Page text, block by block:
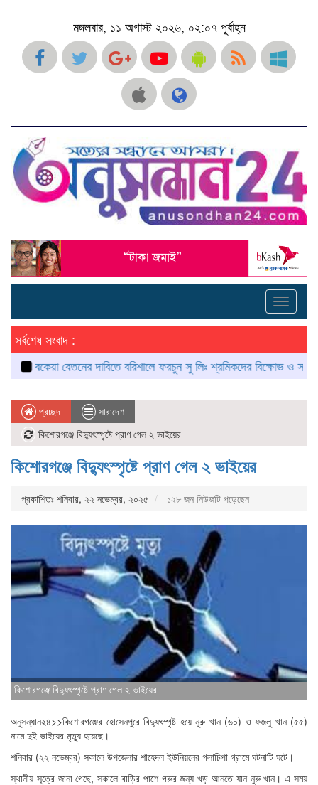
মঙ্গলবার, ১১ অগাস্ট ২০২৬, ০২:০৭ পূর্বাহ্ন
Toggle
সর্বশেষ সংবাদ :
বকেয়া বেতনের দাবিতে বরিশালে ফরচুন সু লিঃ শ্রমিকদের বিক্ষোভ ও সড়ক
প্রচ্ছদ
সারাদেশ
কিশোরগঞ্জে বিদ্যুৎস্পৃষ্টে প্রাণ গেল ২ ভাইয়ের
কিশোরগঞ্জে বিদ্যুৎস্পৃষ্টে প্রাণ গেল ২ ভাইয়ের
প্রকাশিতঃ শনিবার, ২২ নভেম্বর, ২০২৫ ১২৮ জন নিউজটি পড়েছেন
কিশোরগঞ্জে বিদ্যুৎস্পৃষ্টে প্রাণ গেল ২ ভাইয়ের
অনুসন্ধান২৪>>কিশোরগঞ্জের হোসেনপুরে বিদ্যুৎস্পৃষ্ট হয়ে নুরু খান (৬০) ও ফজলু খান (৫৫)
নামে দুই ভাইয়ের মৃত্যু হয়েছে।
শনিবার (২২ নভেম্বর) সকালে উপজেলার শাহেদল ইউনিয়নের গলাচিপা গ্রামে ঘটনাটি ঘটে।
স্থানীয় সূত্রে জানা গেছে, সকালে বাড়ির পাশে গরুর জন্য খড় আনতে যান নুরু খান। এ সময়